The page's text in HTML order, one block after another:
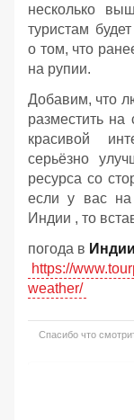
несколько
туристам
о том, что
на рупии.
Добавим, что
разместить
красивой
серьёзно
ресурса со
если у вас на
Индии , то
погода в Индии
https://
weather/
Спасибо что